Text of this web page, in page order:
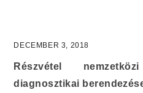
DECEMBER 3, 2018
Részvétel
diagnosztikai